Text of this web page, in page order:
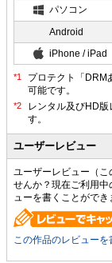
パソコン
Android
iPhone / iPad
プロテクト「DRM
可能です。
ユーザーレビュー
ユーザーレビュー（
せんか？現在ご利用
ューを書くことができ
この作品のレビューを